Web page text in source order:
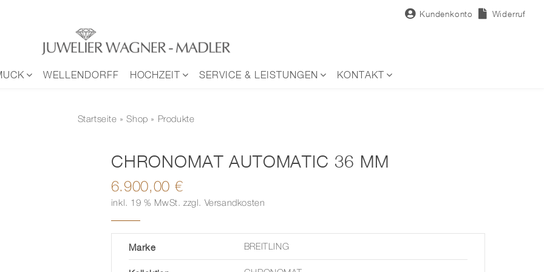
Kundenkonto Widerruf
WELLENDORFF HOCHZEIT SERVICE & LEISTUNGEN KONTAKT
Startseite »Shop » Produkte
CHRONOMAT AUTOMATIC 36 MM
6.900,00 €
inkl. 19 % MwSt. zzgl. Versandkosten
Marke BREITLING